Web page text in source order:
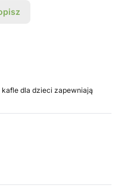
dla dzieci zapewniają